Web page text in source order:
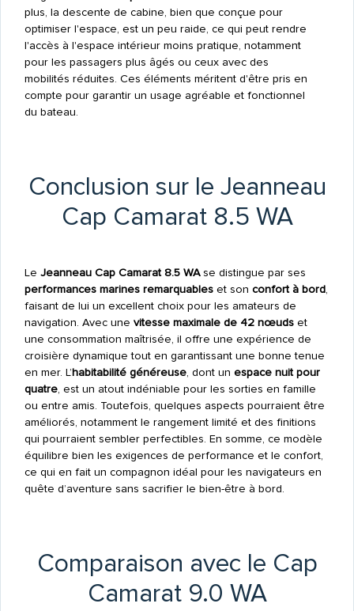
plus, la descente de cabine, bien que conçue pour
optimiser l'espace, est un peu raide, ce qui peut rendre
l'accès à l'espace intérieur moins pratique, notamment
pour les passagers plus âgés ou ceux avec des
mobilités réduites. Ces éléments méritent d'être pris en
compte pour garantir un usage agréable et fonctionnel
du bateau.
Conclusion sur le Jeanneau
Cap Camarat 8.5 WA
Le Jeanneau Cap Camarat 8.5 WAse distingue par ses
performances marines remarquableset son confort à bord,
faisant de lui un excellent choix pour les amateurs de
navigation. Avec une vitesse maximale de 42 nœudset
une consommation maîtrisée, il offre une expérience de
croisière dynamique tout en garantissant une bonne tenue
en mer. L’habitabilité généreuse, dont un espace nuit pour
quatre, est un atout indéniable pour les sorties en famille
ou entre amis. Toutefois, quelques aspects pourraient être
améliorés, notamment le rangement limité et des finitions
qui pourraient sembler perfectibles. En somme, ce modèle
équilibre bien les exigences de performance et le confort,
ce qui en fait un compagnon idéal pour les navigateurs en
quête d’aventure sans sacrifier le bien-être à bord.
Comparaison avec le Cap
Camarat 9.0 WA